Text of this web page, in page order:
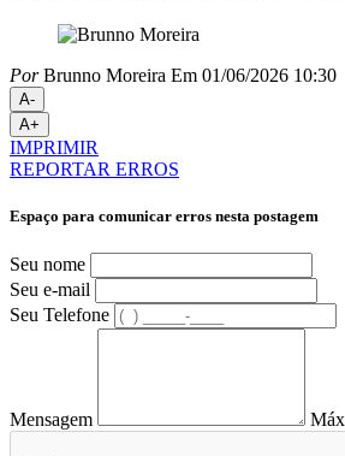
PorBrunno Moreira Em 01/06/2026 10:30
A-
A+
IMPRIMIR
REPORTAR ERROS
Espaço para comunicar erros nesta postagem
Seu nome
Seu e-mail
Seu Telefone
Mensagem